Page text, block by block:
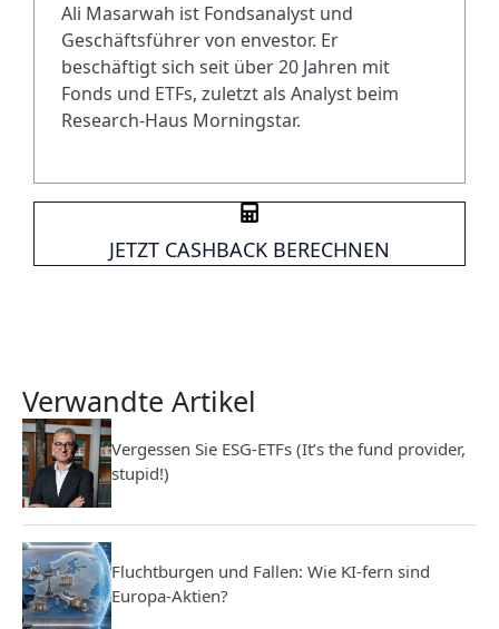
Ali Masarwah ist Fondsanalyst und
Geschäftsführer von envestor. Er
beschäftigt sich seit über 20 Jahren mit
Fonds und ETFs, zuletzt als Analyst beim
Research-Haus Morningstar.
JETZT CASHBACK BERECHNEN
Verwandte Artikel
Vergessen Sie ESG-ETFs (It’s the fund provider,
stupid!)
Fluchtburgen und Fallen: Wie KI-fern sind
Europa-Aktien?